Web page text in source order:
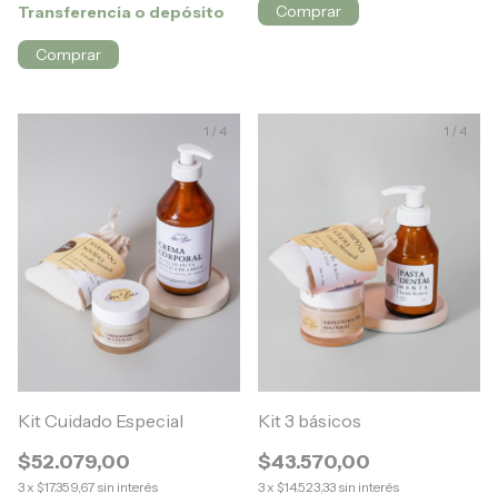
Transferencia o depósito
Comprar
1 / 4
Kit Cuidado Especial
$52.079,00
3x $17.359,67 sin interés
1 / 4
Kit 3 básicos
$43.570,00
3x $14.523,33 sin interés